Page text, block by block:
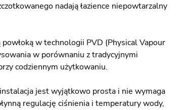
nadają łazience niepowtarzalny
w technologii PVD (Physical Vapour
w porównaniu z tradycyjnymi
codziennym użytkowaniu.
jest wyjątkowo prosta i nie wymaga
regulację ciśnienia i temperatury wody,